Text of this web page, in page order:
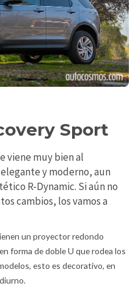
Sport
viene muy bien al
y moderno, aun
R-Dynamic. Si aún no
cambios, los vamos a
un proyector redondo
forma de doble U que rodea los
esto es decorativo, en